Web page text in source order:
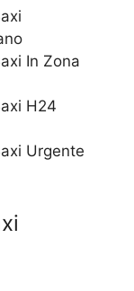
In Zona
H24
Urgente